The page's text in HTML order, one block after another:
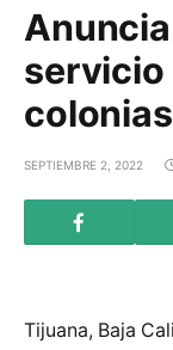
servicio
SEPTIEMBRE 2, 2022
Tijuana, Baja